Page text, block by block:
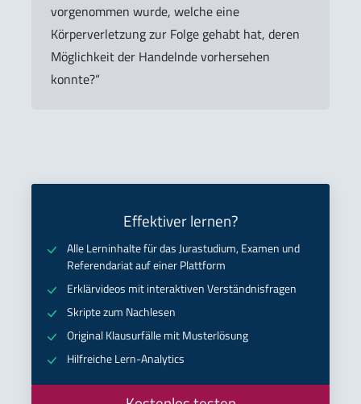
vorgenommen wurde, welche eine
Körperverletzung zur Folge gehabt hat, deren
Möglichkeit der Handelnde vorhersehen
konnte?“
Effektiver lernen?
Alle Lerninhalte für das Jurastudium, Examen und
Referendariat auf einer Plattform
Erklärvideos mit interaktiven Verständnisfragen
Skripte zum Nachlesen
Original Klausurfälle mit Musterlösung
Hilfreiche Lern-Analytics